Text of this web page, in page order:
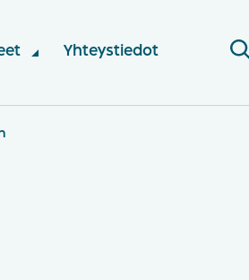
Yhteystiedot